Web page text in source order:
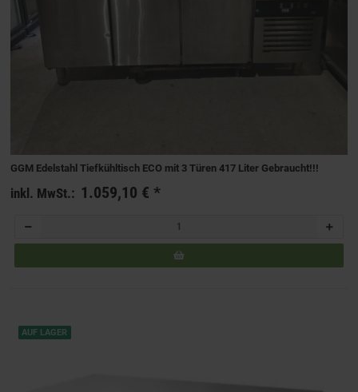
GGM Edelstahl Tiefkühltisch ECO mit 3 Türen 417 Liter Gebraucht!!!
inkl. MwSt.: 1.059,10 €*
AUF LAGER